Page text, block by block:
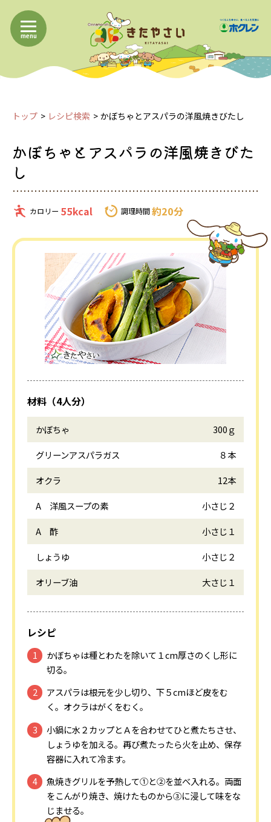
menu
トップ レシピ検索 かぼちゃとアスパラの洋風焼きびたし
かぼちゃとアスパラの洋風焼きびた
し
カロリー 55kcal 調理時間 約20分
材料（4人分）
かぼちゃ
300ｇ
グリーンアスパラガス
８本
オクラ
12本
A 洋風スープの素
小さじ２
A 酢
小さじ１
しょうゆ
小さじ２
オリーブ油
大さじ１
レシピ
かぼちゃは種とわたを除いて１cm厚さのくし形に
切る。
アスパラは根元を少し切り、下５cmほど皮をむ
く。オクラはがくをむく。
小鍋に水２カップとＡを合わせてひと煮たちさせ、
しょうゆを加える。再び煮たったら火を止め、保存
容器に入れて冷ます。
魚焼きグリルを予熱して①と②を並べ入れる。両面
をこんがり焼き、焼けたものから③に浸して味をな
じませる。